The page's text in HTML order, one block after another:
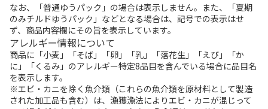
なお、「普通ゆうパック」の場合は表示しません。また、「夏期
のみチルドゆうパック」などとなる場合は、記号での表示はせ
ず、商品内容欄にその旨を表示しています。
アレルギー情報について
商品に「小麦」「そば」「卵」「乳」「落花生」「えび」「か
に」「くるみ」のアレルギー特定8品目を含んでいる場合に品目名
を表示します。
※エビ・カニを除く魚介類（これらの魚介類を原材料として製造
された加工品も含む）は、漁獲漁法によりエビ・カニが混じって